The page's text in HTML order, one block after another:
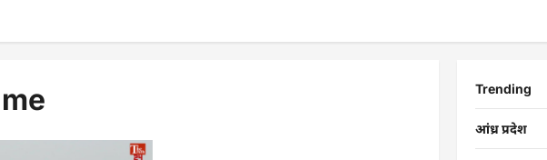
Trending
आंध्र प्रदेश